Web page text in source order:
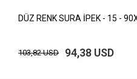
DÜZ RENK SURA İPEK - 15 -
103,82 USD 94,38 USD